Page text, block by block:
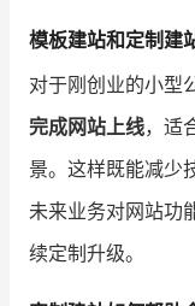
模板建站和定制建
对于刚创业的小型
完成网站上线，适
景。这样既能减少
未来业务对网站功
续定制升级。